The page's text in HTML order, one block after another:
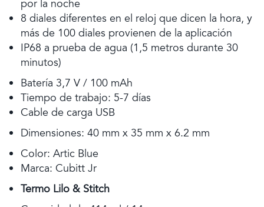
por la noche
8 diales diferentes en el reloj que dicen la hora, y
más de 100 diales provienen de la aplicación
IP68 a prueba de agua (1,5 metros durante 30
minutos)
Batería 3,7 V / 100 mAh
Tiempo de trabajo: 5-7 días
Cable de carga USB
Dimensiones: 40 mm x 35 mm x 6.2 mm
Color: Artic Blue
Marca: Cubitt Jr
Termo Lilo & Stitch